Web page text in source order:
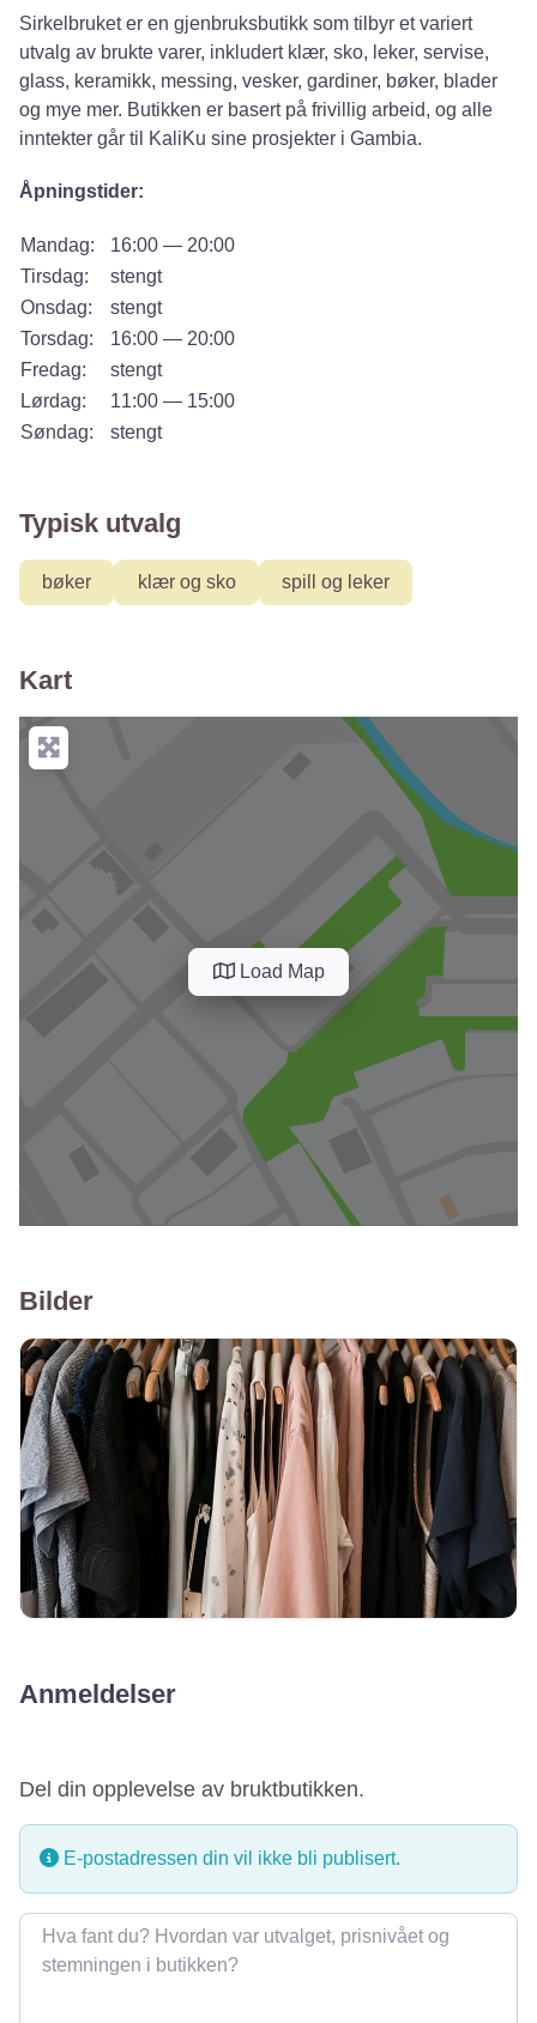
Sirkelbruket er en gjenbruksbutikk som tilbyr et variert
utvalg av brukte varer, inkludert klær, sko, leker, servise,
glass, keramikk, messing, vesker, gardiner, bøker, blader
og mye mer. Butikken er basert på frivillig arbeid, og alle
inntekter går til KaliKu sine prosjekter i Gambia.
Åpningstider:
Mandag:
16:00 — 20:00
Tirsdag:
stengt
Onsdag:
stengt
Torsdag:
16:00 — 20:00
Fredag:
stengt
Lørdag:
11:00 — 15:00
Søndag:
stengt
Typisk utvalg
bøker klær og sko spill og leker
Kart
Load Map
Bilder
Anmeldelser
Del din opplevelse av bruktbutikken.
E-postadressen din vil ikke bli publisert.
Omtale